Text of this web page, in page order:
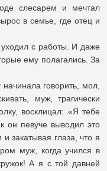
слесарем и мечтал
в семье, где отец и
с работы. И даже
ему полагались. За
говорить, мол,
муж, трагически
восклицал: «Я тебе
он певуче выводил это
закатывая глаза, что я
муж, когда учился в
А я с той давней